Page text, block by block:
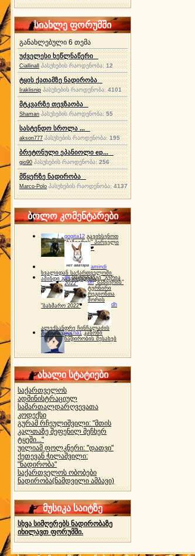
სიახლე ფორუმში
განახლებული 6 თემა
უძველესი ხეწლნაწერი
Ciallinall პასუხების რაოდენობა:12
ტყის ქათამზე ნადირობა
Iraklisnip პასუხების რაოდენობა: 4101
მტკვარზე თევზაობა
Shaman პასუხების რაოდენობა:55
სასტენდო სროლა ...
akson777 პასუხების რაოდენობა:195
ბრეტონული ეპანიოლი ep...
gio90 პასუხების რაოდენობა:256
მწყერზე ნადირობა
Marco-Polo პასუხების რაოდენობა:4137
ბოლო კომენტარები
gogita12 გავიხსენოთ
"ბაზიერის" პირველი
ტურნირი ❤
amindi
ხვალიდან საქართველოში
ამინდი გაუარესდება
dh სპორტინგი "გურია
2022"
dh "ბაზიერის"
ტურნირი
რეგიონთა
შორის
"ბახმარო 2022"
dh
ალექსანდრე ჩინჩალაძის
მემორიალიgocha1 კანონი
ნადირობის შესახებ
ახალი სტატიები
საქართველოს
ადმინისტრაციულ
სამართალდარღვევათა
კოდექსი
გურამ რჩეულიშვილი: "მთის
კალთაზე შეფენილ მეჩხერ
ტყეში..."
უილიამ ფოლკნერი: "დათვი"
ქეთევან ჭილაშვილი:
"ნადირობა"
საქართველოს ობობები
ნადირობა(ნამდვილი ამბავი)
მუსიკა საიტზე
სხვა სიმღერებს ნადირობაზე
იხილავთ ფორუმში.